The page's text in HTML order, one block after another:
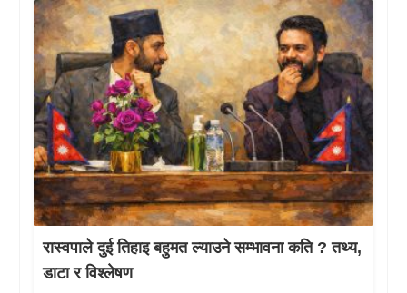
रास्वपाले दुई तिहाइ बहुमत ल्याउने सम्भावना कति ? तथ्य,
डाटा र विश्लेषण